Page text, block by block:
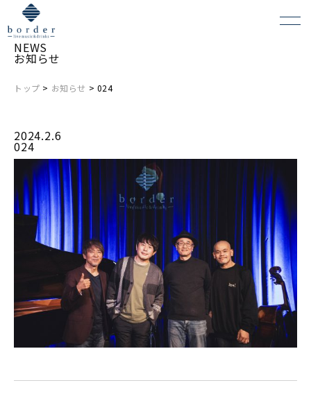
NEWS
お知らせ
トップ > お知らせ > 024
2024.2.6
024